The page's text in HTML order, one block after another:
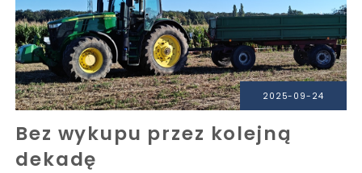
2025-09-24
Bez wykupu przez kolejną
dekadę